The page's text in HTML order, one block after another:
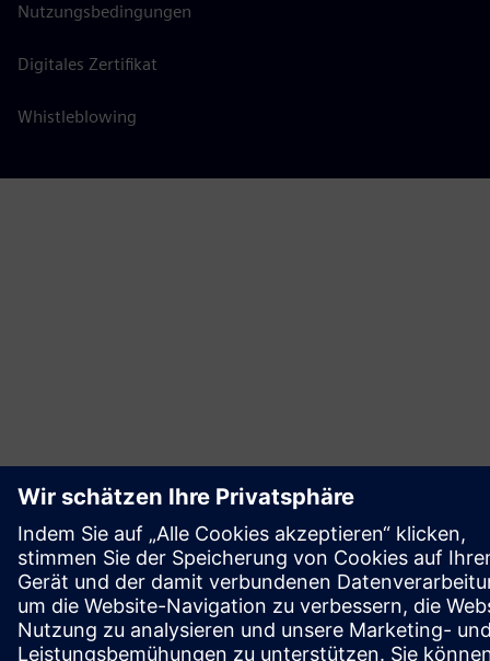
Nutzungsbedingungen
Digitales Zertifikat
Whistleblowing